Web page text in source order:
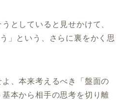
としていると見せかけて、
」という、さらに裏をかく思
、本来考えるべき「盤面の
本から相手の思考を切り離